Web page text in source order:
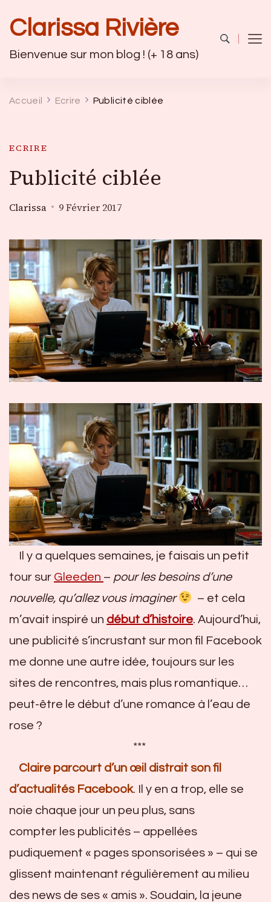
Clarissa Rivière
Bienvenue sur mon blog ! (+ 18 ans)
Accueil Ecrire Publicité ciblée
ECRIRE
Publicité ciblée
Clarissa 9 Février 2017
Il y a quelques semaines, je faisais un petit
tour sur Gleeden – pour les besoins d’une
nouvelle, qu’allez vous imaginer
– et cela
m’avait inspiré un début d’histoire. Aujourd’hui,
une publicité s’incrustant sur mon fil Facebook
me donne une autre idée, toujours sur les
sites de rencontres, mais plus romantique…
peut-être le début d’une romance à l’eau de
rose ?
***
Claire parcourt d’un œil distrait son fil
d’actualités Facebook. Il y en a trop, elle se
noie chaque jour un peu plus, sans
compter les publicités – appellées
pudiquement « pages sponsorisées » – qui se
glissent maintenant régulièrement au milieu
des news de ses « amis ». Soudain, la jeune